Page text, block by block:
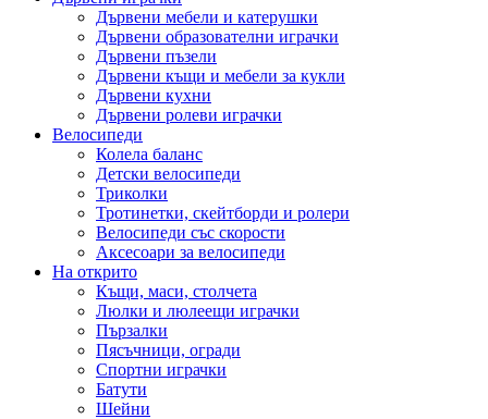
Дървени мебели и катерушки
Дървени образователни играчки
Дървени пъзели
Дървени къщи и мебели за кукли
Дървени кухни
Дървени ролеви играчки
Велосипеди
Колела баланс
Детски велосипеди
Триколки
Тротинетки, скейтборди и ролери
Велосипеди със скорости
Аксесоари за велосипеди
На открито
Къщи, маси, столчета
Люлки и люлеещи играчки
Пързалки
Пясъчници, огради
Спортни играчки
Батути
Шейни